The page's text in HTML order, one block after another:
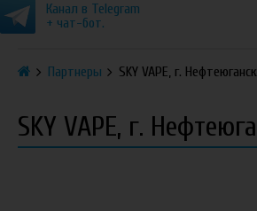
Канал в Telegram
+ чат-бот.
Партнеры SKY VAPE, г. Нефтеюганск
SKY VAPE, г.